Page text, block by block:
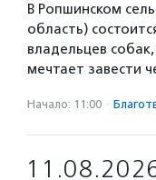
В Ропшинском
область)
владельцев
мечтает завести
Начало: 11:00 ·